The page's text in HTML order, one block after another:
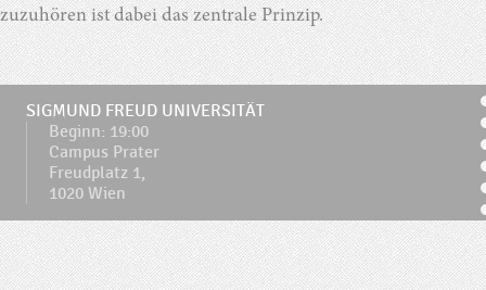
zuzuhören ist dabei das zentrale Prinzip.
SIGMUND FREUD UNIVERSITÄT
Beginn: 19:00
Campus Prater
Freudplatz 1,
1020 Wien